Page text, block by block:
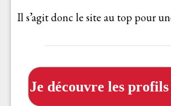
Il s’agit donc le site au top pour
Je découvre les